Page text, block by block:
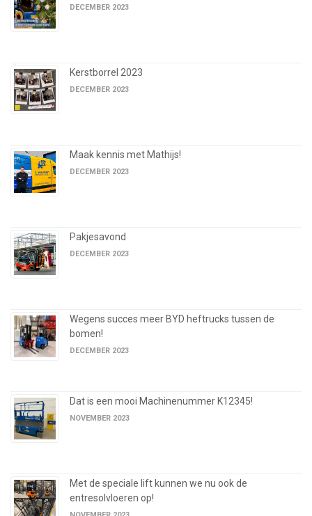
DECEMBER 2023
Kerstborrel 2023
DECEMBER 2023
Maak kennis met Mathijs!
DECEMBER 2023
Pakjesavond
DECEMBER 2023
Wegens succes meer BYD heftrucks tussen de
bomen!
DECEMBER 2023
Dat is een mooi Machinenummer K12345!
NOVEMBER 2023
Met de speciale lift kunnen we nu ook de
entresolvloeren op!